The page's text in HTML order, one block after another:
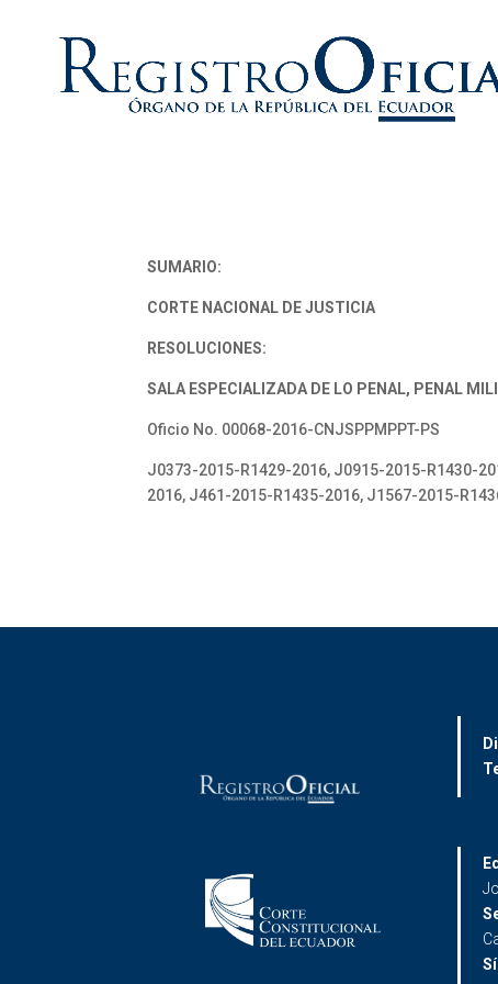
SUMARIO:
CORTE NACIONAL DE JUSTICIA
RESOLUCIONES:
SALA ESPECIALIZADA DE LO PENAL, PENAL
Oficio No. 00068-2016-CNJSPPMPPT-PS
J0373-2015-R1429-2016, J0915-2015-R1430-
2016, J461-2015-R1435-2016, J1567-2015-